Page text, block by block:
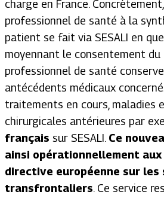
charge en France.
professionnel de santé à la
patient se fait via SESALI en
moyennant le consentement
professionnel de santé
antécédents médicaux
traitements en cours, maladies
chirurgicales antérieures par
français sur SESALI. Ce
ainsi opérationnellement
directive européenne sur les
transfrontaliers. Ce service